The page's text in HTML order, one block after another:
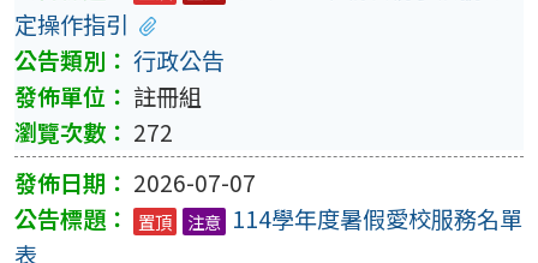
定操作指引
行政公告
註冊組
272
2026-07-07
置頂 注意 114學年度暑假愛校服務名單
表